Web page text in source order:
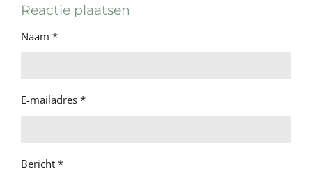
e
n
l
r
e
e
n
Reactie plaatsen
Naam *
E-mailadres *
Bericht *